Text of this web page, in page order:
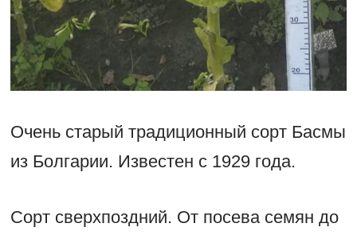
Очень старый традиционный сорт Басмы
из Болгарии. Известен с 1929 года.
Сорт сверхпоздний. От посева семян до